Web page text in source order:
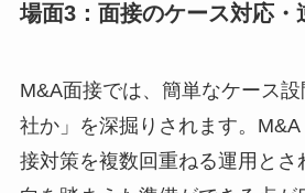
場面3：面接のケース対応・
M&A面接では、簡単なケース
社か」を深掘りされます。
接対策を複数回重ねる運用とさ